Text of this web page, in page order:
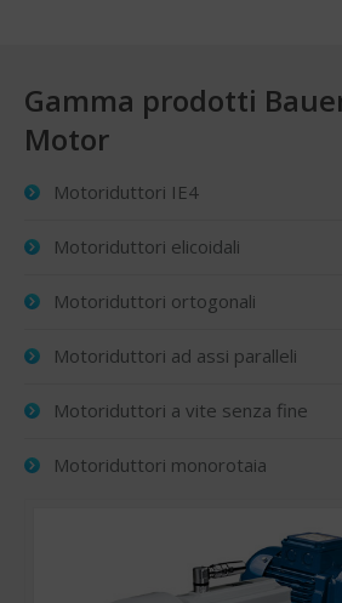
Gamma prodotti
Motor
Motoriduttori IE4
Motoriduttori elicoidali
Motoriduttori ortogonali
Motoriduttori ad assi paralleli
Motoriduttori a vite senza fine
Motoriduttori monorotaia